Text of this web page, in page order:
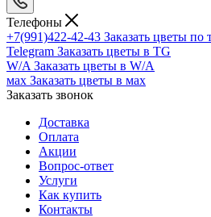
Телефоны
+7(991)422-42-43 Заказать цветы по
Telegram Заказать цветы в TG
W/A Заказать цветы в W/A
мах Заказать цветы в мах
Заказать звонок
Доставка
Оплата
Акции
Вопрос-ответ
Услуги
Как купить
Контакты